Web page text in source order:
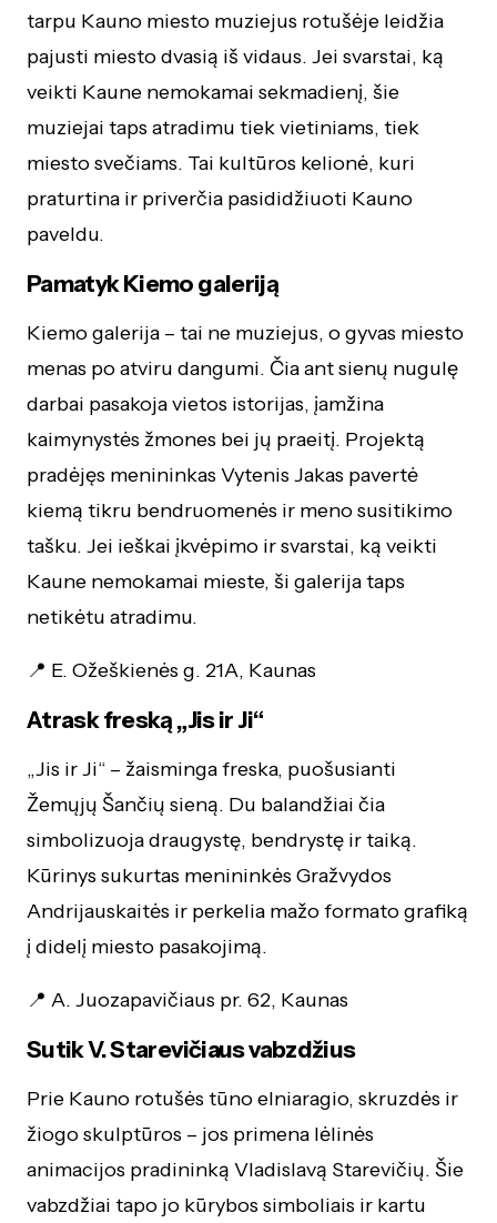
tarpu Kauno miesto muziejus rotušėje leidžia
pajusti miesto dvasią iš vidaus. Jei svarstai, ką
veikti Kaune nemokamai sekmadienį, šie
muziejai taps atradimu tiek vietiniams, tiek
miesto svečiams. Tai kultūros kelionė, kuri
praturtina ir priverčia pasididžiuoti Kauno
paveldu.
Pamatyk Kiemo galeriją
Kiemo galerija – tai ne muziejus, o gyvas miesto
menas po atviru dangumi. Čia ant sienų nugulę
darbai pasakoja vietos istorijas, įamžina
kaimynystės žmones bei jų praeitį. Projektą
pradėjęs menininkas Vytenis Jakas pavertė
kiemą tikru bendruomenės ir meno susitikimo
tašku. Jei ieškai įkvėpimo ir svarstai, ką veikti
Kaune nemokamai mieste, ši galerija taps
netikėtu atradimu.
📍 E. Ožeškienės g. 21A, Kaunas
Atrask freską „Jis ir Ji“
„Jis ir Ji“ – žaisminga freska, puošusianti
Žemųjų Šančių sieną. Du balandžiai čia
simbolizuoja draugystę, bendrystę ir taiką.
Kūrinys sukurtas menininkės Gražvydos
Andrijauskaitės ir perkelia mažo formato grafiką
į didelį miesto pasakojimą.
📍 A. Juozapavičiaus pr. 62, Kaunas
Sutik V. Starevičiaus vabzdžius
Prie Kauno rotušės tūno elniaragio, skruzdės ir
žiogo skulptūros – jos primena lėlinės
animacijos pradininką Vladislavą Starevičių. Šie
vabzdžiai tapo jo kūrybos simboliais ir kartu